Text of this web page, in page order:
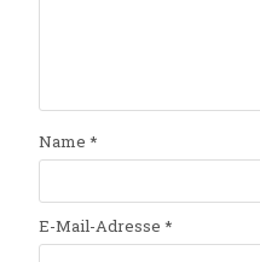
Name *
E-Mail-Adresse *